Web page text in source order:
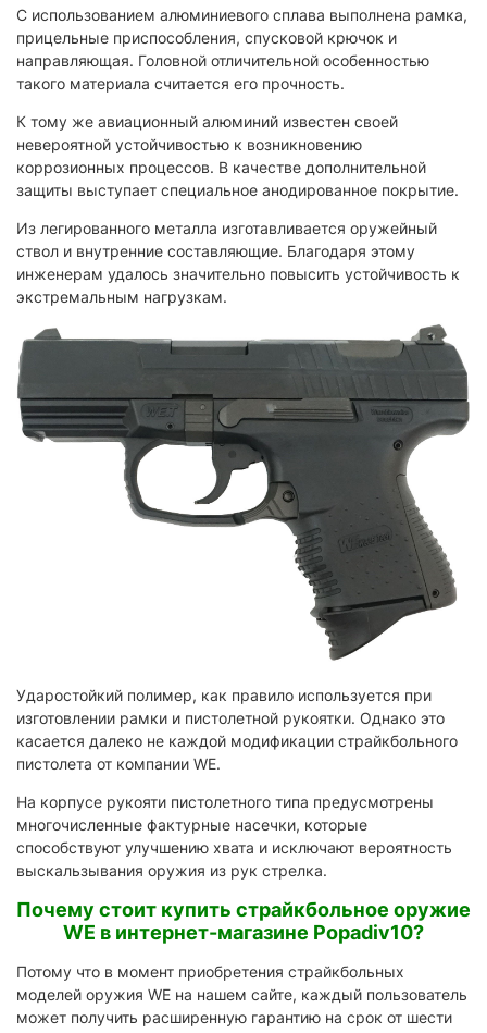
С использованием алюминиевого сплава выполнена рамка,
прицельные приспособления, спусковой крючок и
направляющая. Головной отличительной особенностью
такого материала считается его прочность.
К тому же авиационный алюминий известен своей
невероятной устойчивостью к возникновению
коррозионных процессов. В качестве дополнительной
защиты выступает специальное анодированное покрытие.
Из легированного металла изготавливается оружейный
ствол и внутренние составляющие. Благодаря этому
инженерам удалось значительно повысить устойчивость к
экстремальным нагрузкам.
Ударостойкий полимер, как правило используется при
изготовлении рамки и пистолетной рукоятки. Однако это
касается далеко не каждой модификации страйкбольного
пистолета от компании WE.
На корпусе рукояти пистолетного типа предусмотрены
многочисленные фактурные насечки, которые
способствуют улучшению хвата и исключают вероятность
выскальзывания оружия из рук стрелка.
Почему стоит купить страйкбольное оружие
WE в интернет-магазине Popadiv10?
Потому что в момент приобретения страйкбольных
моделей оружия WE на нашем сайте, каждый пользователь
может получить расширенную гарантию на срок от шести